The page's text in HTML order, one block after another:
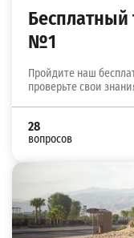
Бесплатный
№1
Пройдите наш
проверьте свои
28
вопросов